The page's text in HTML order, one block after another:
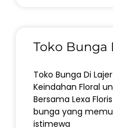
Toko Bunga
Toko Bunga Di
Keindahan Floral
Bersama Lexa
bunga yang
istimewa